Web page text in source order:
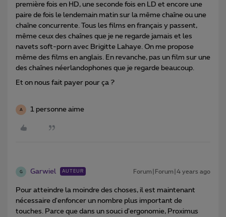
première fois en HD, une seconde fois en LD et encore une
paire de fois le lendemain matin sur la même chaîne ou une
chaîne concurrente. Tous les films en français y passent,
même ceux des chaînes que je ne regarde jamais et les
navets soft-porn avec Brigitte Lahaye. On me propose
même des films en anglais. En revanche, pas un film sur une
des chaînes néerlandophones que je regarde beaucoup.
Et on nous fait payer pour ça ?
A 1 personne aime
G Garwiel AUTEUR Forum|Forum|4 years ago
Pour atteindre la moindre des choses, il est maintenant
nécessaire d'enfoncer un nombre plus important de
touches. Parce que dans un souci d'ergonomie, Proximus